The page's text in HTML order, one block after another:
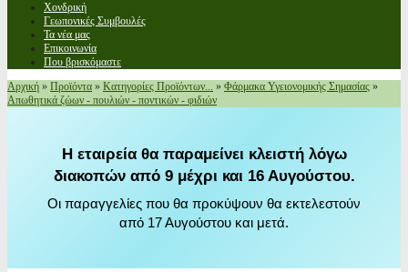
Χονδρική
Γεωπονικές Συμβουλές
Τα νέα μας
Επικοινωνία
Που βρισκόμαστε
Αρχική » Προϊόντα » Κατηγορίες Προϊόντων... » Φάρμακα Υγειονομικής Σημασίας »
Απωθητικά ζώων - πουλιών - ποντικών - φιδιών
Η εταιρεία θα παραμείνει κλειστή λόγω
διακοπών από 9 μέχρι και 16 Αυγούστου.
Οι παραγγελίες που θα προκύψουν θα εκτελεστούν
από 17 Αυγούστου και μετά.